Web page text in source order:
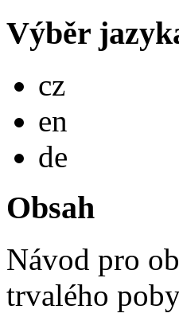
Výběr
cz
en
de
Obsah
Návod pro
trvalého